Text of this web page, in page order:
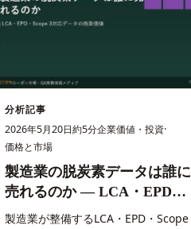
分析記事
2026年5月20日約5分企業価値・投資·
価格と市場
製造業の脱炭素データは誰に
売れるのか — LCA・EPD・
Scope 3対応データの商業価値
製造業が整備するLCA・EPD・Scope